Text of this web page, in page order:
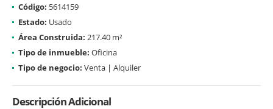
Código: 5614159
Estado: Usado
Área Construida: 217.40 m²
Tipo de inmueble: Oficina
Tipo de negocio: Venta | Alquiler
Descripción Adicional